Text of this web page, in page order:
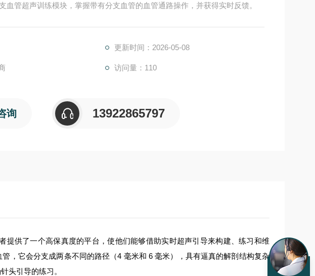
血管超声训练模块，掌握带有分支血管的血管通路操作，并获得实时反馈。
更新时间：2026-05-08
访问量：110
询 13922865797
提供了一个高保真度的平台，使他们能够借助实时超声引导来构建、练习和维
，它会分支成两条不同的路径（4 毫米和 6 毫米），具有逼真的解剖结构复杂
头引导的练习。